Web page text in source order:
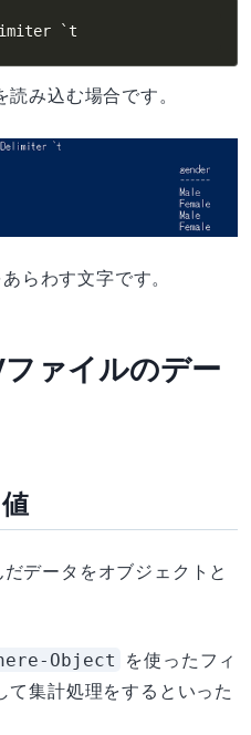
`t
み込む場合です。
らわす文字です。
ァイルのデー
データをオブジェクトと
Object
を使ったフィ
て集計処理をするといった